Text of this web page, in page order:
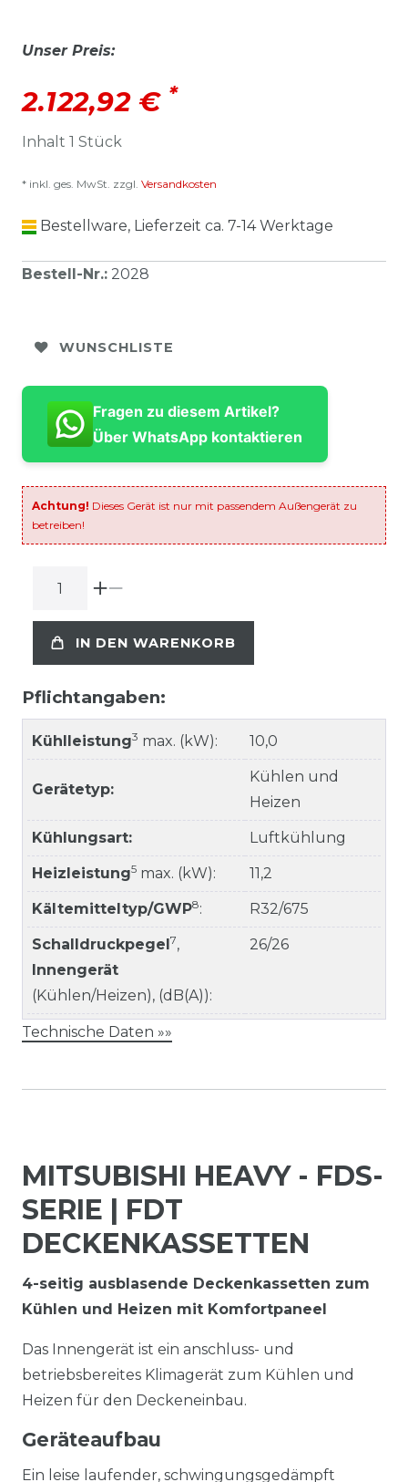
Unser Preis:
2.122,92 € *
Inhalt 1 Stück
* inkl. ges. MwSt. zzgl. Versandkosten
Bestellware, Lieferzeit ca. 7-14 Werktage
Bestell-Nr.: 2028
WUNSCHLISTE
Fragen zu diesem Artikel?
Über WhatsApp kontaktieren
Achtung! Dieses Gerät ist nur mit passendem Außengerät zu
betreiben!
IN DEN WARENKORB
Pflichtangaben:
Kühlleistung3 max. (kW): 10,0
Gerätetyp:
Kühlen und
Heizen
Kühlungsart: Luftkühlung
Heizleistung5 max. (kW): 11,2
Kältemitteltyp/GWP8: R32/675
Schalldruckpegel 7,
Innengerät
(Kühlen/Heizen), (dB(A)):
26/26
Technische Daten »»
MITSUBISHI HEAVY - FDS-
SERIE | FDT
DECKENKASSETTEN
4-seitig ausblasende Deckenkassetten zum
Kühlen und Heizen mit Komfortpaneel
Das Innengerät ist ein anschluss- und
betriebsbereites Klimagerät zum Kühlen und
Heizen für den Deckeneinbau.
Geräteaufbau
Ein leise laufender, schwingungsgedämpft